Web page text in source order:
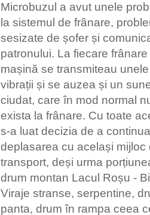
Microbuzul a avut unele
la sistemul de frânare,
sesizate de șofer și
patronului. La fiecare
mașină se transmiteau unele
vibrații și se auzea și un
ciudat, care în mod normal
exista la frânare. Cu toate
s-a luat decizia de a continua
deplasarea cu același mijloc
transport, deși urma
drum montan Lacul Roșu -
Viraje stranse, serpentine,
panta, drum în rampa ceea